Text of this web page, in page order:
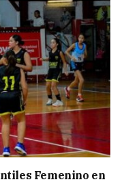
Femenino en